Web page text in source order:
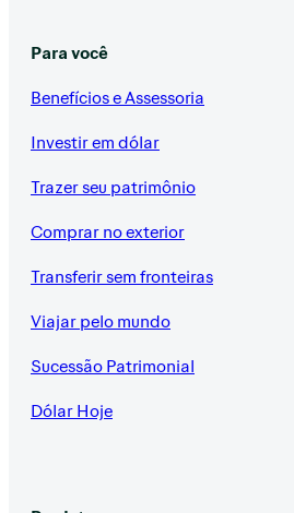
Para você
Benefícios e Assessoria
Investir em dólar
Trazer seu patrimônio
Comprar no exterior
Transferir sem fronteiras
Viajar pelo mundo
Sucessão Patrimonial
Dólar Hoje